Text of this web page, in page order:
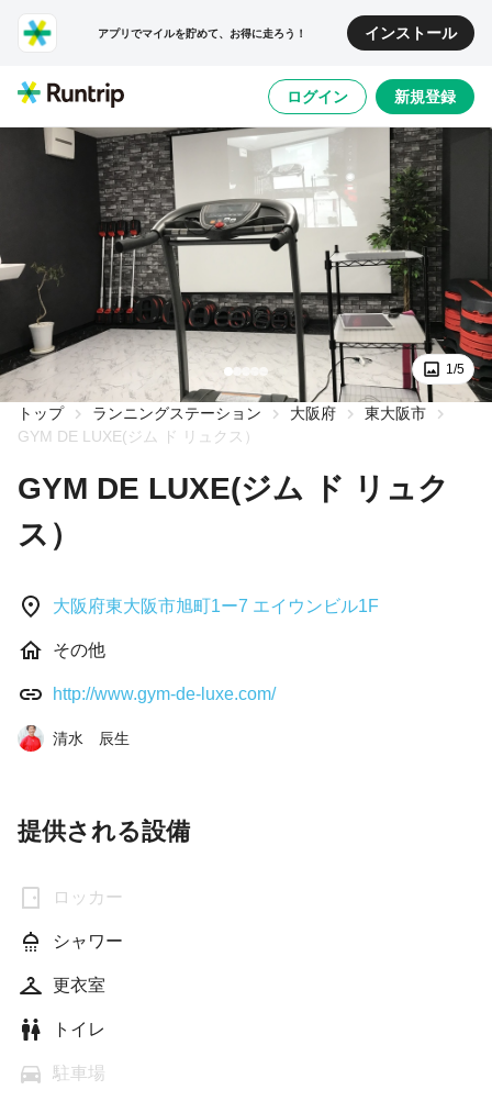
アプリでマイルを貯めて、お得に走ろう！ インストール
ログイン 新規登録
1/5
トップ ランニングステーション 大阪府
東大阪市
GYM DE LUXE(ジム ド リュクス）
GYM DE LUXE(ジム ド リュク
ス）
大阪府東大阪市旭町1ー7 エイウンビル1F
その他
http://www.gym-de-luxe.com/
清水 辰生
提供される設備
ロッカー
シャワー
更衣室
トイレ
駐車場